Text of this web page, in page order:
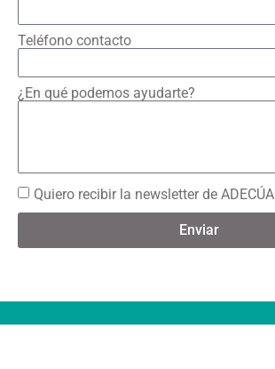
Teléfono contacto
¿En qué podemos ayudarte?
Quiero recibir la newsletter de ADECÚA
Enviar